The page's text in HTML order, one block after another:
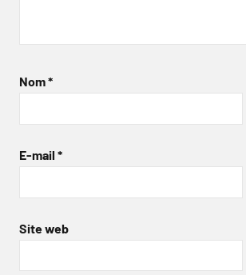
Nom*
E-mail *
Site web